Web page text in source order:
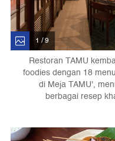
1 / 9
Restoran TAMU
foodies dengan 18
di Meja TAMU',
berbagai resep